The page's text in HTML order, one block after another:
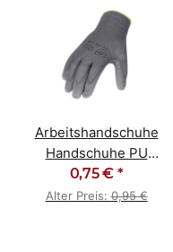
Arbeitshandschuhe
Handschuhe PU
beschichtet grau
0,75 € *
Alter Preis:0,95 €